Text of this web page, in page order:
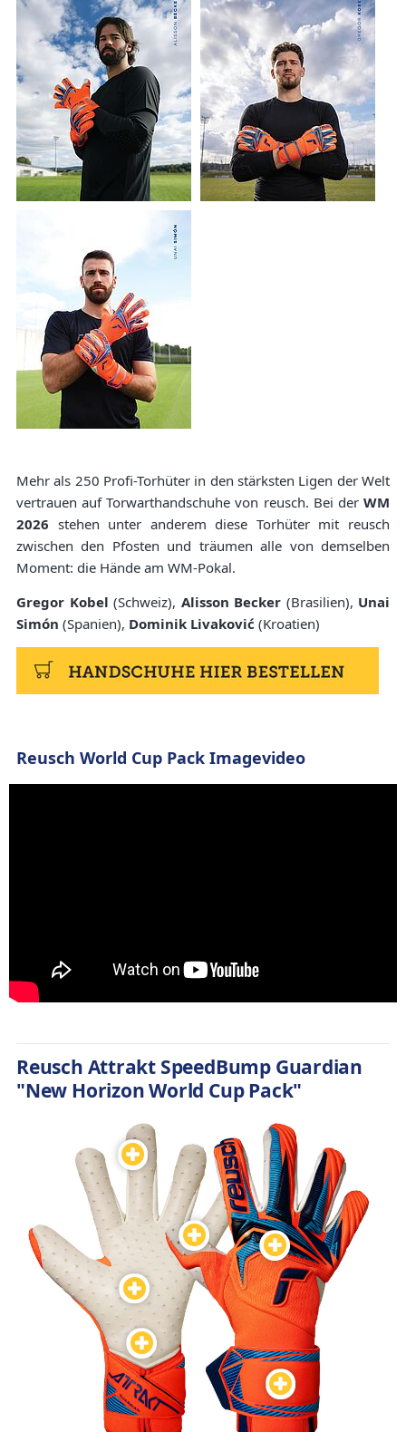
Mehr als 250 Profi-Torhüter in den stärksten Ligen der Welt
vertrauen auf Torwarthandschuhe von reusch. Bei der WM
2026 stehen unter anderem diese Torhüter mit reusch
zwischen den Pfosten und träumen alle von demselben
Moment: die Hände am WM-Pokal.
Gregor Kobel (Schweiz), Alisson Becker (Brasilien), Unai
Simón (Spanien), Dominik Livaković (Kroatien)
Reusch World Cup Pack Imagevideo
Reusch Attrakt SpeedBump Guardian
"New Horizon World Cup Pack"